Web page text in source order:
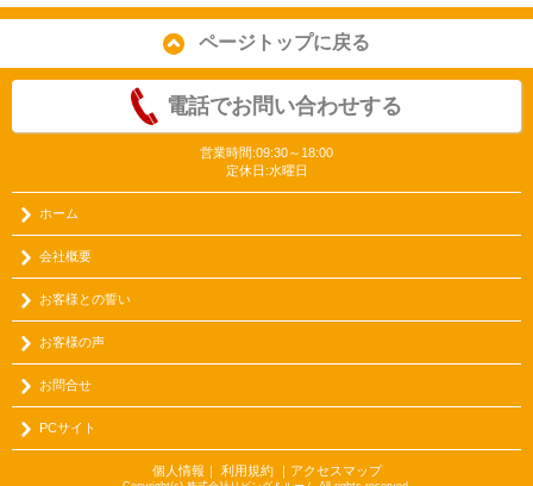
ページトップに戻る
電話でお問い合わせする
営業時間:09:30～18:00
定休日:水曜日
ホーム
会社概要
お客様との誓い
お客様の声
お問合せ
PCサイト
個人情報 利用規約｜ アクセスマップ